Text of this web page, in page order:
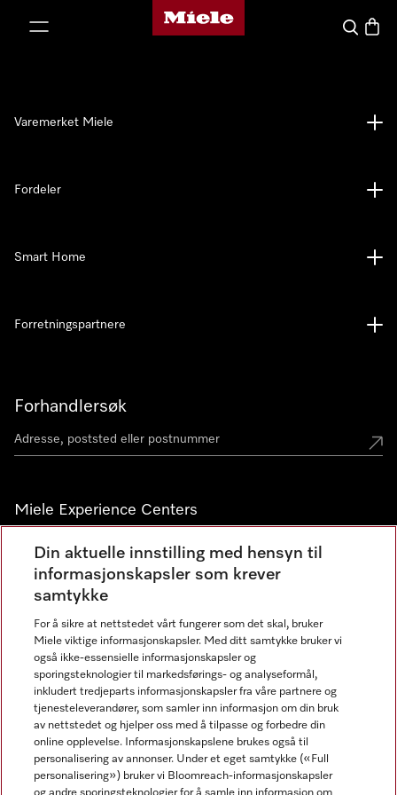
Mieles hjemmeside
Søk
Forhandlersøk
Miele Experience Centers
Miele Experience Center Nesbru
Miele Outlet Nesbru
Nyhetsbrev
Varemerket Miele
Fordeler
Smart Home
Forretningspartnere
Din aktuelle innstilling med hensyn til
informasjonskapsler som krever
samtykke
For å sikre at nettstedet vårt fungerer som det skal, bruker
Miele viktige informasjonskapsler. Med ditt samtykke bruker vi
også ikke-essensielle informasjonskapsler og
sporingsteknologier til markedsførings- og analyseformål,
inkludert tredjeparts informasjonskapsler fra våre partnere og
tjenesteleverandører, som samler inn informasjon om din bruk
av nettstedet og hjelper oss med å tilpasse og forbedre din
online opplevelse. Informasjonskapslene brukes også til
personalisering av annonser. Under et eget samtykke («Full
personalisering») bruker vi Bloomreach-informasjonskapsler